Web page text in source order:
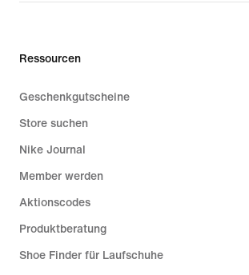
Ressourcen
Geschenkgutscheine
Store suchen
Nike Journal
Member werden
Aktionscodes
Produktberatung
Shoe Finder für Laufschuhe